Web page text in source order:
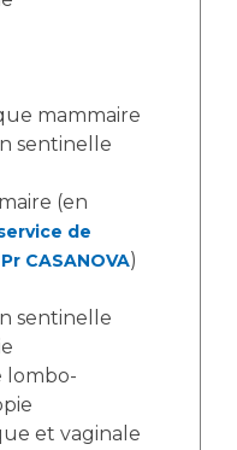
mammaire
sentinelle
(en
de
CASANOVA)
sentinelle
lombo-
et vaginale